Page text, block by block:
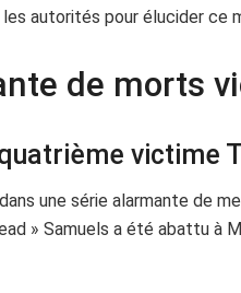
autorités pour élucider ce
de morts
victime
une série alarmante de
» Samuels a été abattu à